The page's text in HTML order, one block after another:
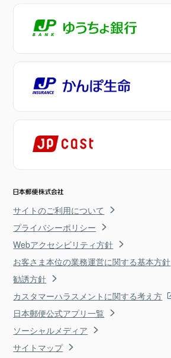
サイトのご利用について
プライバシーポリシー
Webアクセシビリティ方針
お客さま本位の業務運営に関する基本方針
勧誘方針
カスタマーハラスメントに関する考え方
日本郵便公式アプリ一覧
ソーシャルメディア
サイトマップ